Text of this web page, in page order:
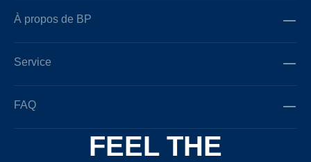
À propos de BP
Service
FAQ
FEEL THE